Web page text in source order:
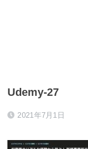
Udemy-27
2021年7月1日